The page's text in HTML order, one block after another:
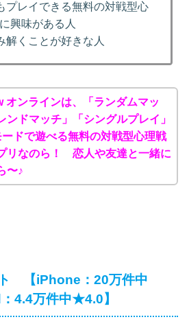
プレイできる無料の対戦型心
興味がある人
解くことが好きな人
オンラインは、「ランダムマッ
ンドマッチ」「シングルプレイ」
ドで遊べる無料の対戦型心理戦
リなのら！ 恋人や友達と一緒に
〜♪
【iPhone：20万件中
4.4万件中★4.0】